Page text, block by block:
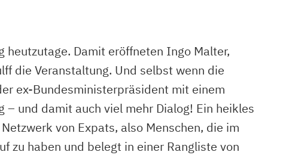
Damit eröffneten Ingo Malter,
die Veranstaltung. Und selbst wenn die
ex-Bundesministerpräsident mit einem
– und damit auch viel mehr Dialog! Ein heikles
von Expats, also Menschen, die im
zu haben und belegt in einer Rangliste von